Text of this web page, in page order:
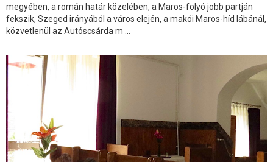
megyében, a román határ közelében, a Maros-folyó jobb partján
fekszik, Szeged irányából a város elején, a makói Maros-híd lábánál,
közvetlenül az Autóscsárda m ...